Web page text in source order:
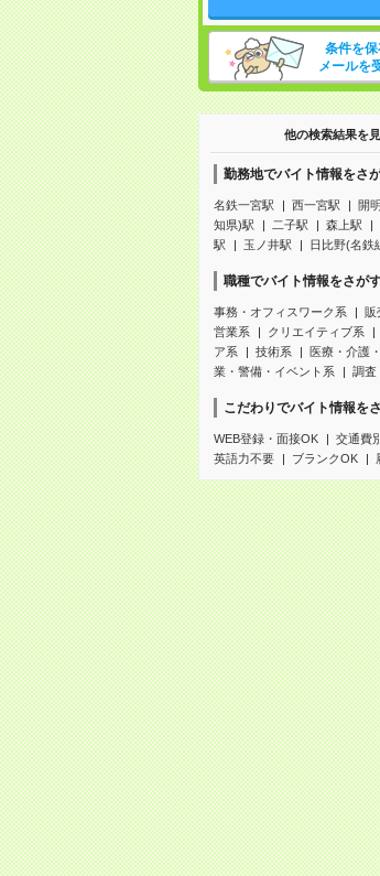
条件を
メールを
他の検索結果を
勤務地でバイト情報をさ
名鉄一宮駅 西一宮駅 開
知県)駅
二子駅 森上駅
駅
玉ノ井駅 日比野(名鉄
職種でバイト情報をさが
事務・オフィスワーク系
販
営業系
クリエイティブ系
ア系
技術系 医療・介護
業・警備・イベント系
調査
こだわりでバイト情報を
WEB登録・面接OK
交通費
英語力不要
ブランクOK